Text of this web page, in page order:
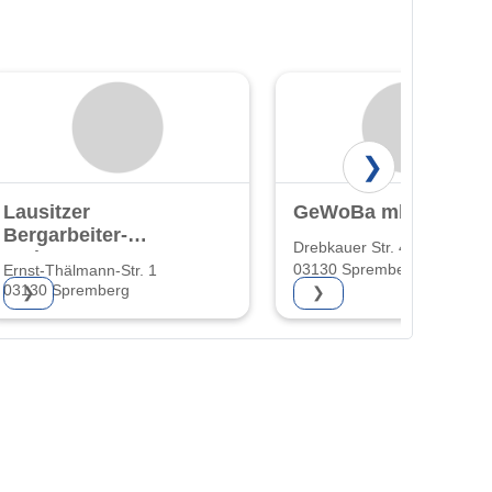
Lausitzer
Bergarbeiter-
Wohnungsgenossenschaft
Brandenburg e.G.
Ernst-Thälmann-Str. 1
03130 Spremberg
❯
GeWoBa mbH
Drebkauer Str. 4
03130 Spremberg
❯
❯